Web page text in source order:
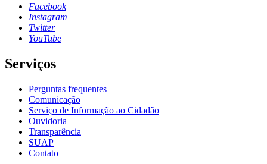
Facebook
Instagram
Twitter
YouTube
Serviços
Perguntas frequentes
Comunicação
Serviço de Informação ao Cidadão
Ouvidoria
Transparência
SUAP
Contato